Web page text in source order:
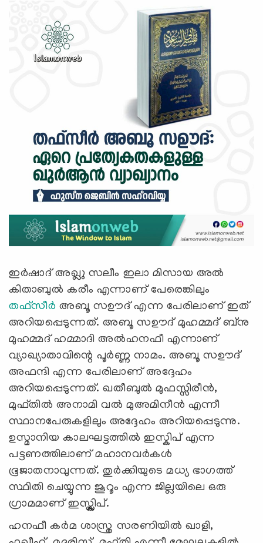
ഇർഷാദ് അഖ്ലു സലീം ഇലാ മിസായ അൽ
കിതാബുൽ കരീം എന്നാണ് പേരെങ്കിലും
തഫ്സീര്‍ അബൂ സഊദ് എന്ന പേരിലാണ് ഇത്
അറിയപ്പെടുന്നത്. അബൂ സഊദ് മുഹമ്മദ് ബ്‌നു
മുഹമ്മദ് ഹമ്മാദി അല്‍ഹനഫീ എന്നാണ്
വ്യാഖ്യാതാവിന്റെ പൂർണ്ണ നാമം. അബൂ സഊദ്
അഫന്ദി എന്ന പേരിലാണ് അദ്ദേഹം
അറിയപ്പെടുന്നത്. ഖതീബുൽ മുഫസ്സിരീൻ,
മുഫ്തിൽ അനാമി വൽ മുഅമിനീൻ എന്നീ
സ്ഥാനപേരുകളിലും അദ്ദേഹം അറിയപ്പെടുന്നു.
ഉസ്മാനിയ കാലഘട്ടത്തിൽ ഇസ്കിപ് എന്ന
പട്ടണത്തിലാണ് മഹാനവർകൾ
ഭൂജാതനാവുന്നത്. തുർക്കിയുടെ മധ്യ ഭാഗത്ത്
സ്ഥിതി ചെയ്യുന്ന ജൂറൂം എന്ന ജില്ലയിലെ ഒരു
ഗ്രാമമാണ് ഇസ്ക്ലിപ്.
ഹനഫീ കർമ ശാസ്ത്ര സരണിയിൽ ഖാളി,